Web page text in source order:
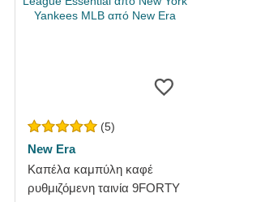
(5)
New Era
Καπέλα καμπύλη καφέ
ρυθμιζόμενη ταινία 9FORTY